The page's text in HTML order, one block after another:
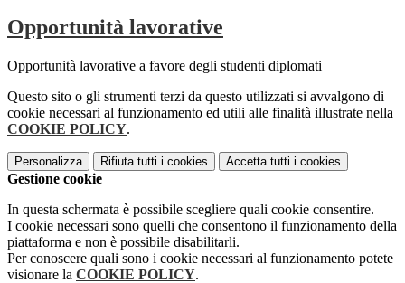
Opportunità lavorative
Opportunità lavorative a favore degli studenti diplomati
Questo sito o gli strumenti terzi da questo utilizzati si avvalgono di
cookie necessari al funzionamento ed utili alle finalità illustrate nella
COOKIE POLICY.
Personalizza Rifiuta tutti i cookies Accetta tutti i cookies
Gestione cookie
In questa schermata è possibile scegliere quali cookie consentire.
I cookie necessari sono quelli che consentono il funzionamento della
piattaforma e non è possibile disabilitarli.
Per conoscere quali sono i cookie necessari al funzionamento potete
visionare la COOKIE POLICY.